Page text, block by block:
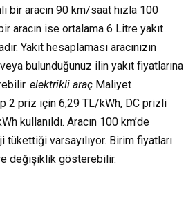
bir aracın 90 km/saat hızla 100
aracın ise ortalama 6 Litre yakıt
Yakıt hesaplaması aracınızın
bulunduğunuz ilin yakıt fiyatlarına
elektrikli araç Maliyet
2 priz için 6,29 TL/kWh, DC prizli
kullanıldı. Aracın 100 km’de
tükettiği varsayılıyor. Birim fiyatları
değişiklik gösterebilir.